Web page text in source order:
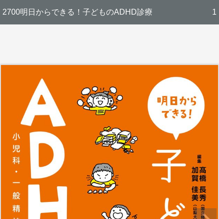
2700明日からできる！子どものADHD診療 1